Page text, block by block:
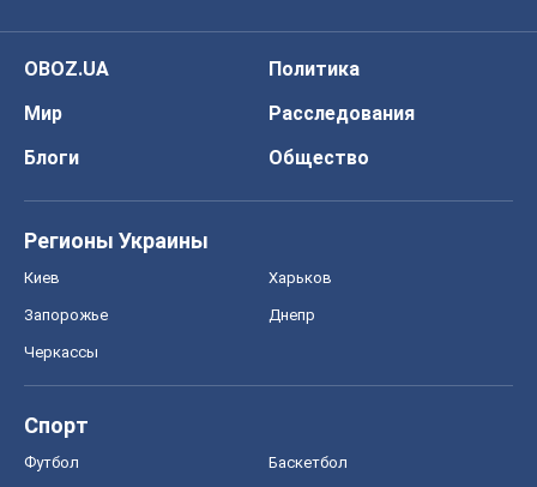
OBOZ.UA
Политика
Мир
Расследования
Блоги
Общество
Регионы Украины
Киев Харьков
Запорожье Днепр
Черкассы
Спорт
Футбол Баскетбол